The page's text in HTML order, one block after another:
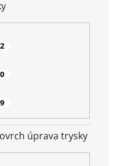
úprava trysky